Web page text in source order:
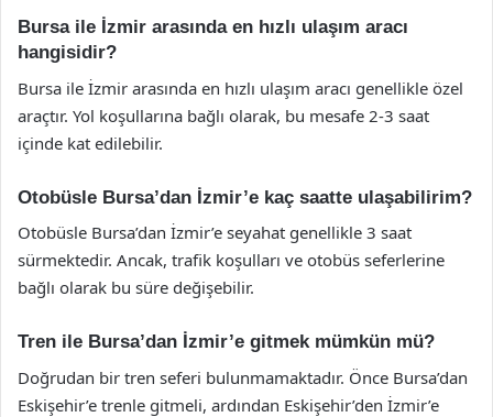
Bursa ile İzmir arasında en hızlı ulaşım aracı
hangisidir?
Bursa ile İzmir arasında en hızlı ulaşım aracı genellikle özel
araçtır. Yol koşullarına bağlı olarak, bu mesafe 2-3 saat
içinde kat edilebilir.
Otobüsle Bursa’dan İzmir’e kaç saatte ulaşabilirim?
Otobüsle Bursa’dan İzmir’e seyahat genellikle 3 saat
sürmektedir. Ancak, trafik koşulları ve otobüs seferlerine
bağlı olarak bu süre değişebilir.
Tren ile Bursa’dan İzmir’e gitmek mümkün mü?
Doğrudan bir tren seferi bulunmamaktadır. Önce Bursa’dan
Eskişehir’e trenle gitmeli, ardından Eskişehir’den İzmir’e